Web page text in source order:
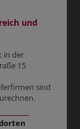
und
in der
15
sind